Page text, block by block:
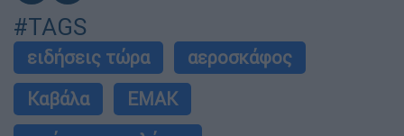
#TAGS
ειδήσεις τώρα
αεροσκάφος
Καβάλα
ΕΜΑΚ